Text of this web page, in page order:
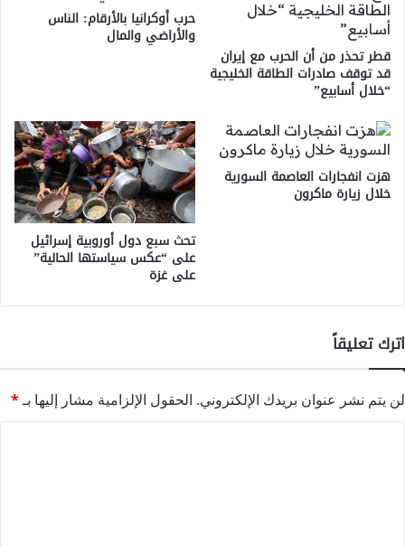
قطر تحذر من أن الحرب مع إيران
قد توقف صادرات الطاقة الخليجية
“خلال أسابيع”
حرب أوكرانيا بالأرقام: الناس
والأراضي والمال
هزت انفجارات العاصمة السورية
خلال زيارة ماكرون
تحث سبع دول أوروبية إسرائيل
على “عكس سياستها الحالية”
على غزة
اترك تعليقاً
لن يتم نشر عنوان بريدك الإلكتروني. الحقول الإلزامية مشار إليها بـ*